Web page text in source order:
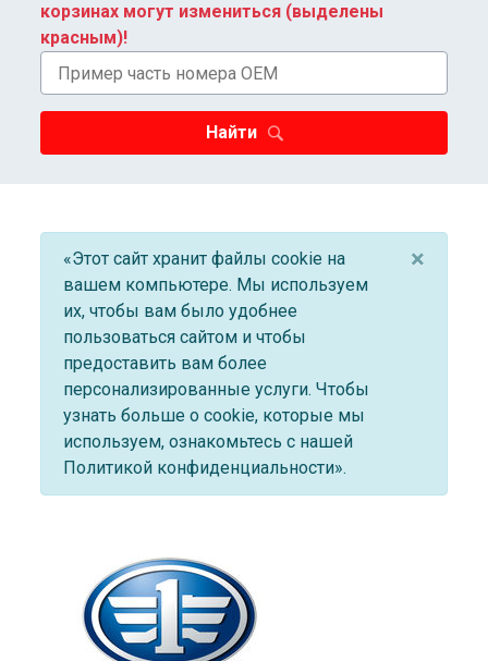
корзинах могут измениться (выделены
красным)!
Найти
«Этот сайт хранит файлы cookie на
вашем компьютере. Мы используем
их, чтобы вам было удобнее
пользоваться сайтом и чтобы
предоставить вам более
персонализированные услуги. Чтобы
узнать больше о cookie, которые мы
используем, ознакомьтесь с нашей
Политикой конфиденциальности».
×